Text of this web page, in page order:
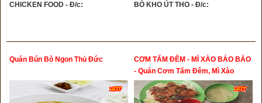
CHICKEN FOOD - Đ/c: BÒ KHO ÚT THO - Đ/c:
Quán Bún Bò Ngon Thủ Đức
CƠM TẤM ĐÊM - MÌ XÀO BẢO BẢO
- Quán Cơm Tấm Đêm, Mì Xào
Ngon Thủ Đức